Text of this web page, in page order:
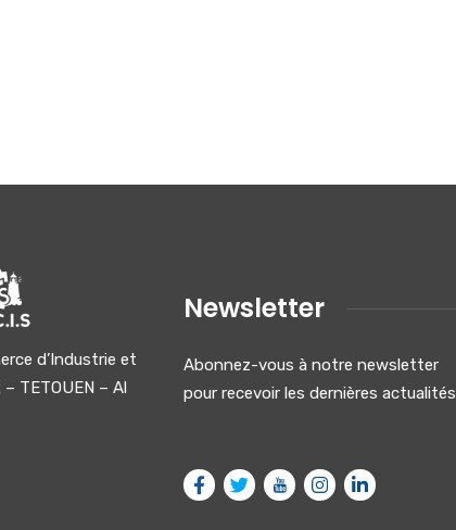
d’Industrie et
– TETOUEN – Al
Newsletter
Abonnez-vous à notre newsletter
pour recevoir les dernières actualités